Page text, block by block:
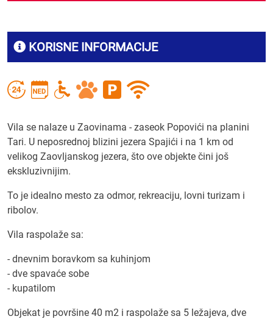
KORISNE INFORMACIJE
Vila se nalaze u Zaovinama - zaseok Popovići na planini
Tari. U neposrednoj blizini jezera Spajići i na 1 km od
velikog Zaovljanskog jezera, što ove objekte čini još
ekskluzivnijim.
To je idealno mesto za odmor, rekreaciju, lovni turizam i
ribolov.
Vila raspolaže sa:
- dnevnim boravkom sa kuhinjom
- dve spavaće sobe
- kupatilom
Objekat je površine 40 m2 i raspolaže sa 5 ležajeva, dve